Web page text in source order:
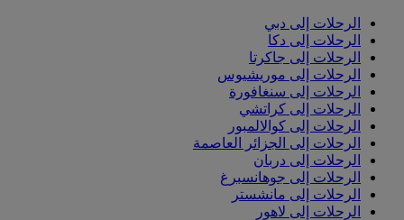
الرحلات إلى دبي
الرحلات إلى دكا
الرحلات إلى جاكرتا
الرحلات إلى موريشيوس
الرحلات إلى سنغافورة
الرحلات إلى كراتشي
الرحلات إلى كوالالمبور
الرحلات إلى الجزائر العاصمة
الرحلات إلى دربان
الرحلات إلى جوهانسبرغ
الرحلات إلى مانشستر
الرحلات إلى لاهور